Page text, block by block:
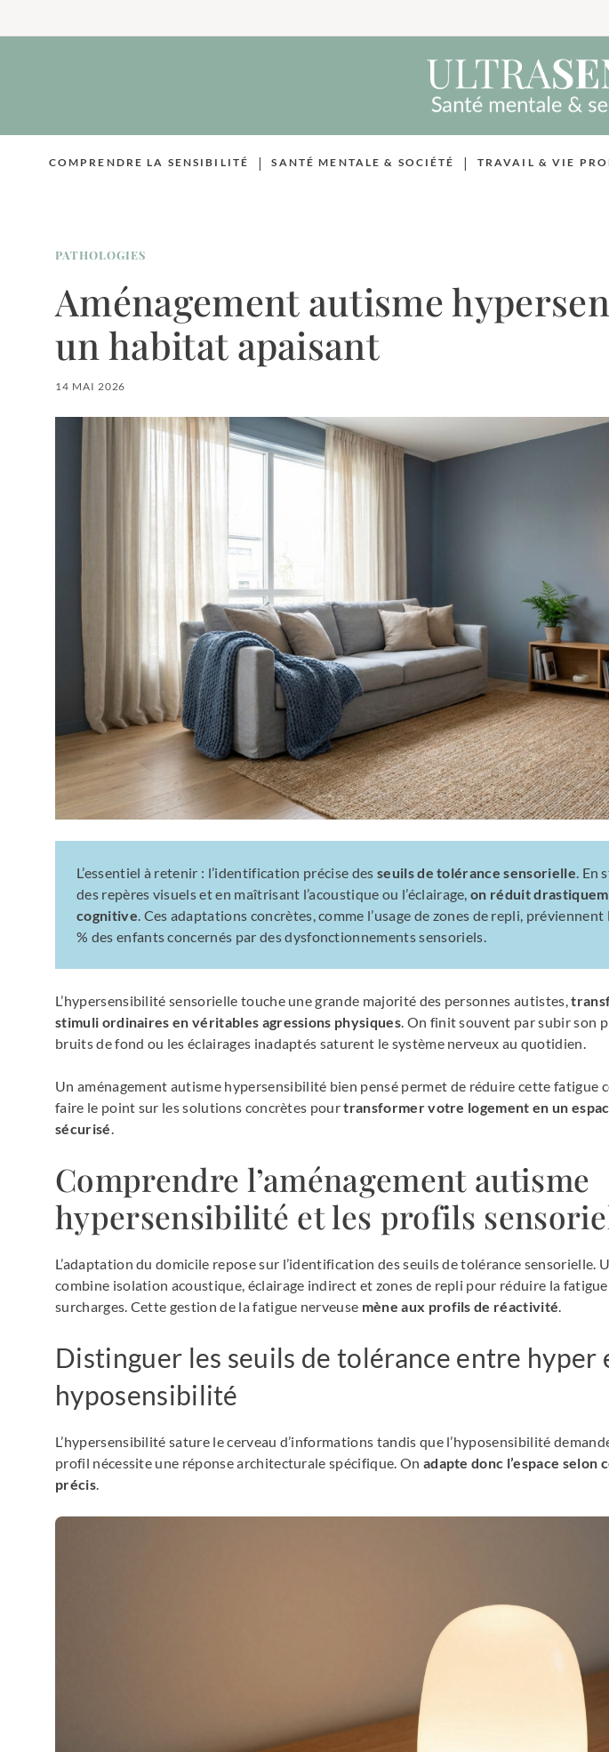
COMPRENDRE LA SENSIBILITÉ | SANTÉ MENTALE & SOCIÉTÉ | TRAVAIL & VIE
PATHOLOGIES
Aménagement autisme
un habitat apaisant
14 MAI 2026
L’essentiel à retenir : l’identification précise des seuils de tolérance sensorielle .
des repères visuels et en maîtrisant l’acoustique ou l’éclairage,on réduit
cognitive . Ces adaptations concrètes, comme l’usage de zones de repli,
% des enfants concernés par des dysfonctionnements sensoriels.
L’hypersensibilité sensorielle touche une grande majorité des personnes autistes,
stimuli ordinaires en véritables agressions physiques. On finit souvent par subir son
bruits de fond ou les éclairages inadaptés saturent le système nerveux au quotidien.
Un aménagement autisme hypersensibilité bien pensé permet de réduire cette fatigue
faire le point sur les solutions concrètes pourtransformer votre logement en un
sécurisé
Comprendre l’aménagement autisme
hypersensibilité et les profils
L’adaptation du domicile repose sur l’identification des seuils de tolérance sensorielle.
combine isolation acoustique, éclairage indirect et zones de repli pour réduire la
surcharges. Cette gestion de la fatigue nerveuse mène aux profils de réactivité
Distinguer les seuils de tolérance entre hyper
hyposensibilité
L’hypersensibilité sature le cerveau d’informations tandis que l’hyposensibilité
profil nécessite une réponse architecturale spécifique. On adapte donc l’espace selon
précis.